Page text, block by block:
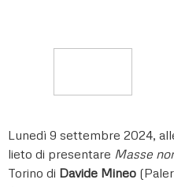
Lunedì 9 settembre 2024,
lieto di presentare Masse
Torino di Davide Mineo